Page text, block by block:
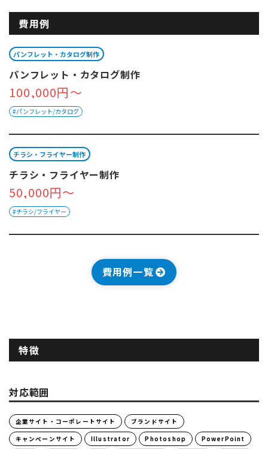
費用例
パンフレット・カタログ制作
パンフレット・カタログ制作
100,000円～
#パンフレット/カタログ
チラシ・フライヤー制作
チラシ・フライヤー制作
50,000円～
#チラシ/フライヤー
費用例一覧
特徴
対応範囲
企業サイト・コーポレートサイト ブランドサイト
キャンペーンサイト Illustrator Photoshop PowerPoint